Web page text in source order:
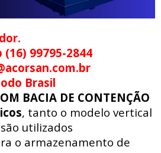
99795-2844
Brasil
BACIA DE CONTENÇÃO
, tanto o modelo vertical
utilizados
o armazenamento de